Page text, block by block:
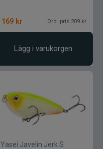
169 kr Ord. pris 209 kr
Lägg i varukorgen
Yasei Javelin Jerk S